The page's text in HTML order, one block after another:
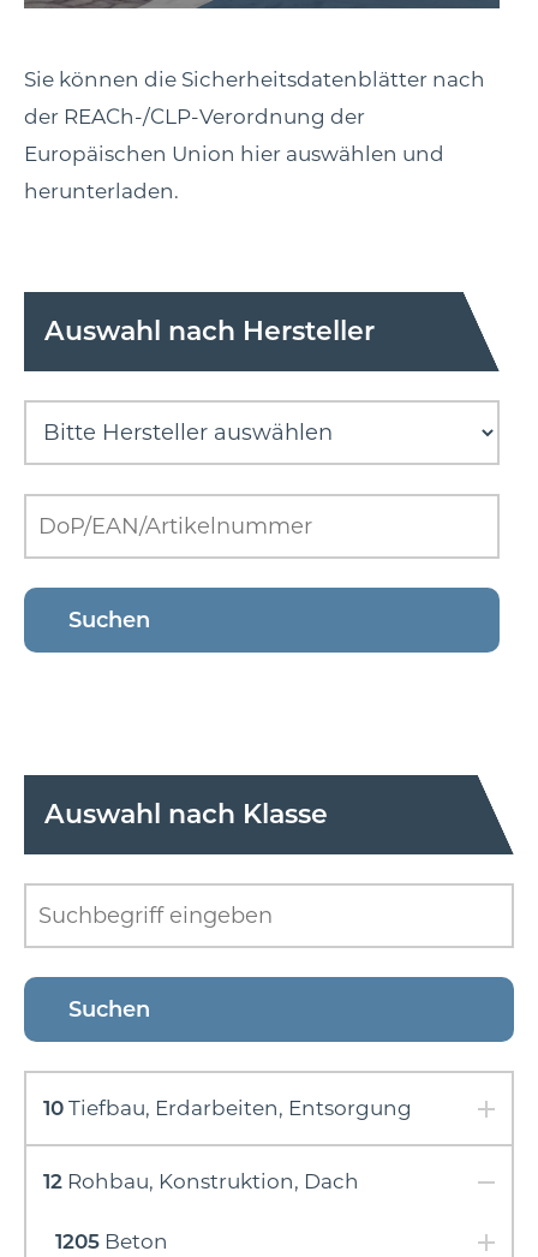
Sie können die Sicherheitsdatenblätter nach
der REACh-/CLP-Verordnung der
Europäischen Union hier auswählen und
herunterladen.
Auswahl nach Hersteller
Auswahl nach Klasse
10 Tiefbau, Erdarbeiten, Entsorgung
12 Rohbau, Konstruktion, Dach
1205 Beton